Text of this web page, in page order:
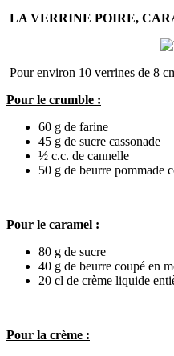
LA VERRINE POIRE,
Pour environ 10 verrines de 8
Pour le crumble :
60 g de farine
45 g de sucre cassonade
½ c.c. de cannelle
50 g de beurre pommade
Pour le caramel :
80 g de sucre
40 g de beurre coupé en
20 cl de crème liquide
Pour la crème :